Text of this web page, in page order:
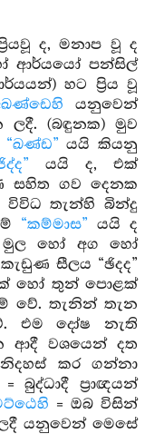
ද, මනාප වූ ද
ආර්යයෝ පන්සිල්
හට ප්‍රිය වූ
යනුවෙන්
(බඳුනක) මුව
“ඛණ්ඩ” යයි කියනු
යයි ද, එක්
සහිත ගව දෙනක
විවිධ තැන්හි බින්දු
“කම්මාස” යයි ද
මුල හෝ අග හෝ
සීලය “ඡිදද”
හෝ තුන් පොළක්
වේ. තැනින් තැන
එම දෝෂ නැති
ආදී වශයෙන් දත
කර ගන්නා
= බුද්ධාදී ප්‍රාඥයන්
= ඔබ විසින්
යනුවෙන් මෙසේ